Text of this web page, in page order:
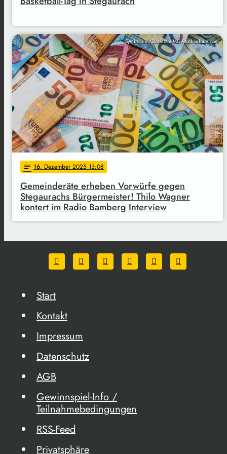
Symbolbild/Stockfotos-MG/stock.adobe.com
notes 16. Dezember 2025 13:08
Gemeinderäte erheben Vorwürfe gegen
Stegaurachs Bürgermeister! Thilo Wagner
kontert im Radio Bamberg Interview
Start
Kontakt
Impressum
Datenschutz
AGB
Gewinnspiel-Info /
Teilnahmebedingungen
RSS-Feed
Privatsphäre